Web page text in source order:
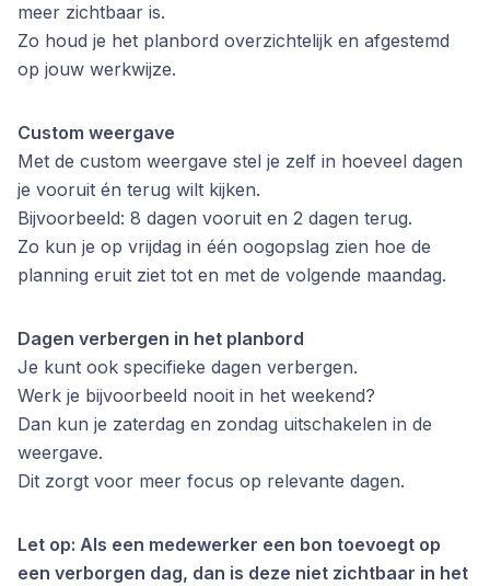
meer zichtbaar is.
Zo houd je het planbord overzichtelijk en afgestemd
op jouw werkwijze.
Custom weergave
Met de custom weergave stel je zelf in hoeveel dagen
je vooruit én terug wilt kijken.
Bijvoorbeeld: 8 dagen vooruit en 2 dagen terug.
Zo kun je op vrijdag in één oogopslag zien hoe de
planning eruit ziet tot en met de volgende maandag.
Dagen verbergen in het planbord
Je kunt ook specifieke dagen verbergen.
Werk je bijvoorbeeld nooit in het weekend?
Dan kun je zaterdag en zondag uitschakelen in de
weergave.
Dit zorgt voor meer focus op relevante dagen.
Let op: Als een medewerker een bon toevoegt op
een verborgen dag, dan is deze niet zichtbaar in het